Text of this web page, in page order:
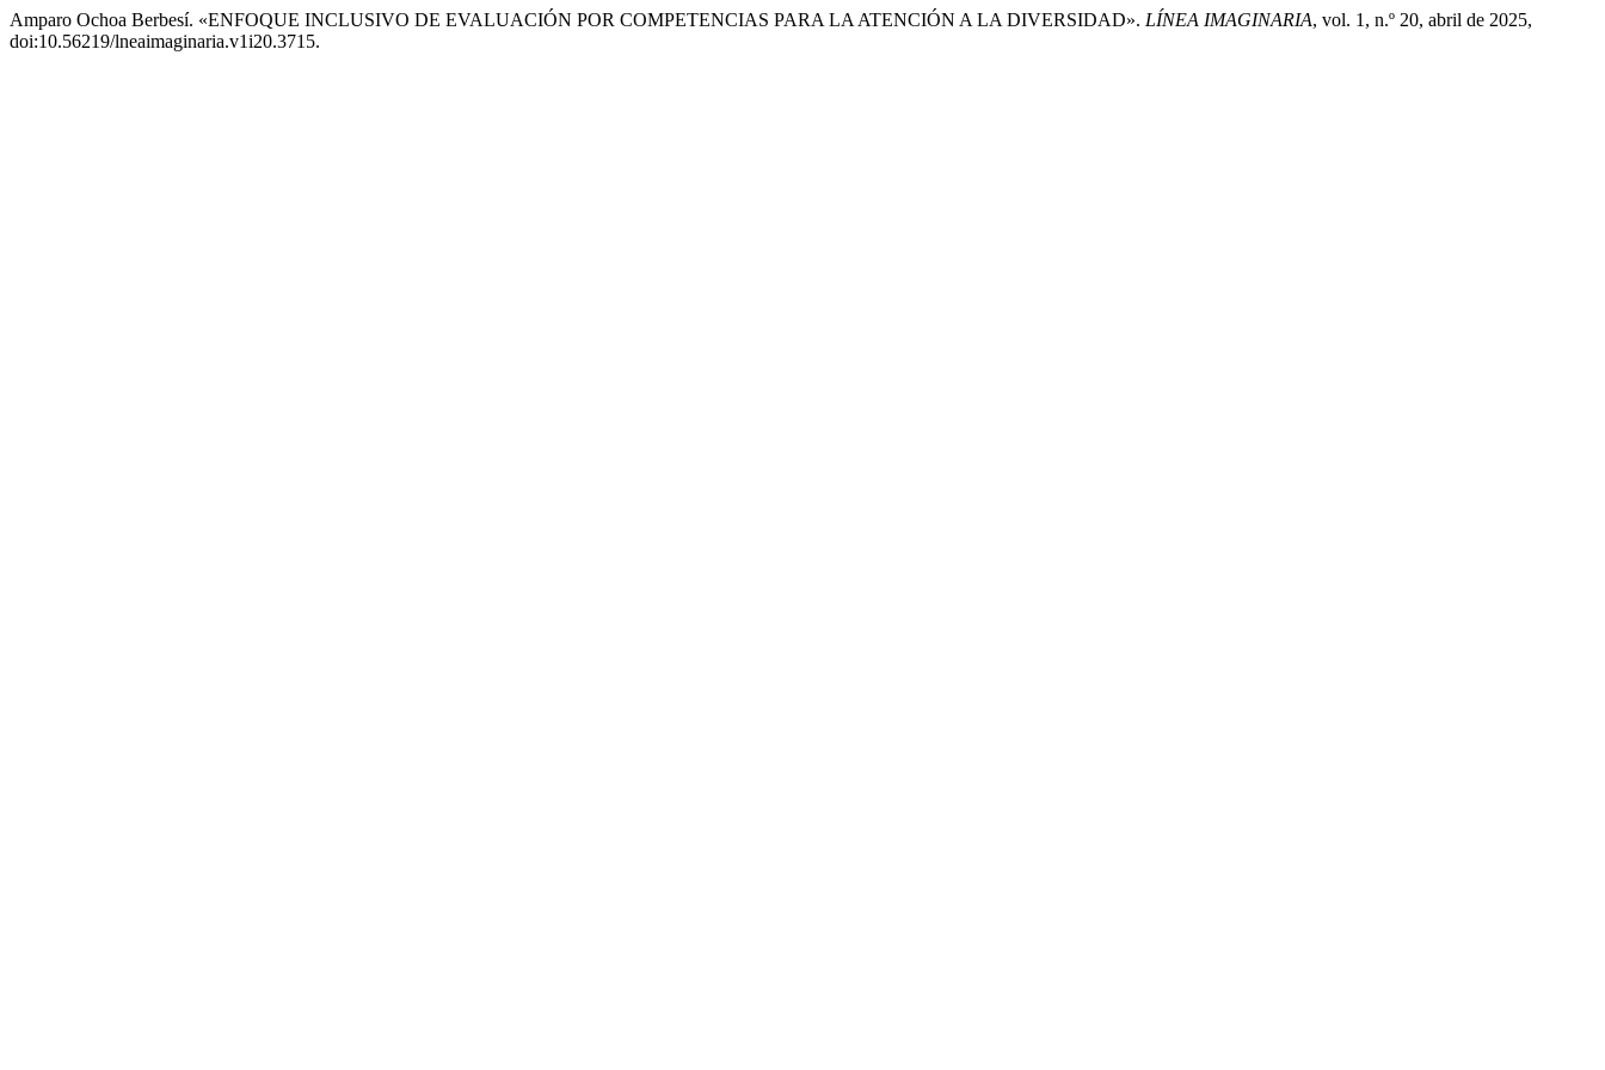
Amparo Ochoa Berbesí. «ENFOQUE INCLUSIVO DE EVALUACIÓN POR COMPETENCIAS PARA LA ATENCIÓN A LA DIVERSIDAD». LÍNEA IMAGINARIA, vol. 1, n.º 20, abril de 2025,
doi:10.56219/lneaimaginaria.v1i20.3715.